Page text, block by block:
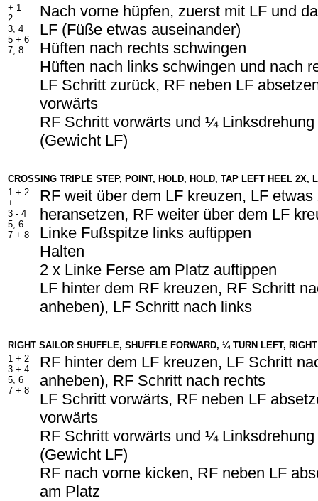
+ 1
2
3, 4
5 + 6
7, 8
Nach vorne hüpfen, zuerst mit LF und
LF (Füße etwas auseinander)
Hüften nach rechts schwingen
Hüften nach links schwingen und nach
LF Schritt zurück, RF neben LF
vorwärts
RF Schritt vorwärts und ¼
(Gewicht LF)
CROSSING TRIPLE STEP, POINT, HOLD, HOLD, TAP LEFT HEEL 2X,
1 + 2
+
3 - 4
5, 6
7 + 8
RF weit über dem LF kreuzen, LF etwas
heransetzen, RF weiter über dem LF
Linke Fußspitze links auftippen
Halten
2 x Linke Ferse am Platz auftippen
LF hinter dem RF kreuzen, RF Schritt
anheben), LF Schritt nach links
RIGHT SAILOR SHUFFLE, SHUFFLE FORWARD, ¼ TURN LEFT,
1 + 2
3 + 4
5, 6
7 + 8
RF hinter dem LF kreuzen, LF Schritt
anheben), RF Schritt nach rechts
LF Schritt vorwärts, RF neben LF
vorwärts
RF Schritt vorwärts und ¼
(Gewicht LF)
RF nach vorne kicken, RF neben LF
am Platz